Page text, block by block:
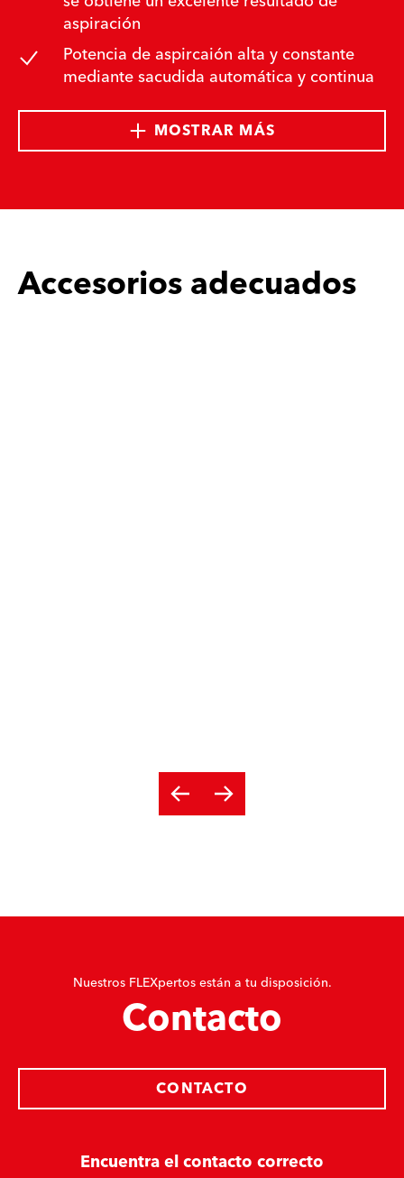
aspiración
Potencia de aspircaión alta y constante
mediante sacudida automática y continua
MOSTRAR MÁS
Accesorios adecuados
Nuestros FLEXpertos están a tu disposición.
Contacto
Encuentra el contacto correcto
CONTACTO